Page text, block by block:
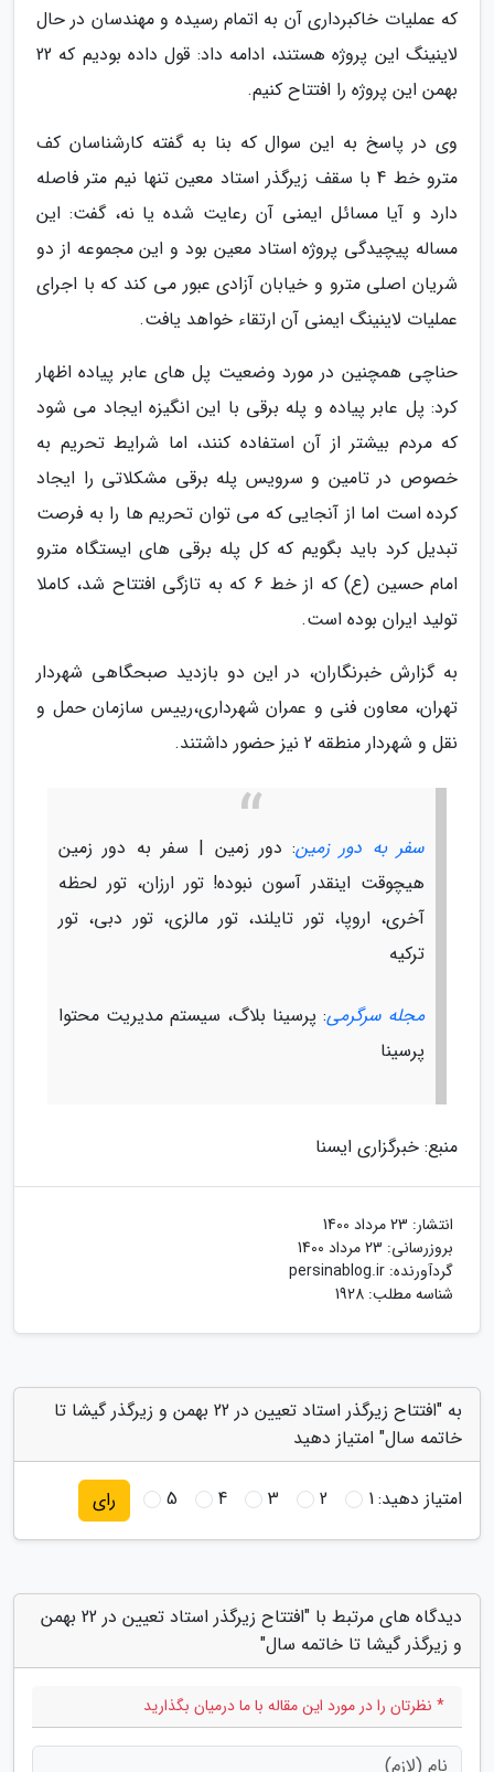
که عملیات خاکبرداری آن به اتمام رسیده و مهندسان در حال
لاینینگ این پروژه هستند، ادامه داد: قول داده بودیم که 22
بهمن این پروژه را افتتاح کنیم.
وی در پاسخ به این سوال که بنا به گفته کارشناسان کف
مترو خط 4 با سقف زیرگذر استاد معین تنها نیم متر فاصله
دارد و آیا مسائل ایمنی آن رعایت شده یا نه، گفت: این
مساله پیچیدگی پروژه استاد معین بود و این مجموعه از دو
شریان اصلی مترو و خیابان آزادی عبور می کند که با اجرای
عملیات لاینینگ ایمنی آن ارتقاء خواهد یافت.
حناچی همچنین در مورد وضعیت پل های عابر پیاده اظهار
کرد: پل عابر پیاده و پله برقی با این انگیزه ایجاد می شود
که مردم بیشتر از آن استفاده کنند، اما شرایط تحریم به
خصوص در تامین و سرویس پله برقی مشکلاتی را ایجاد
کرده است اما از آنجایی که می توان تحریم ها را به فرصت
تبدیل کرد باید بگویم که کل پله برقی های ایستگاه مترو
امام حسین (ع) که از خط 6 که به تازگی افتتاح شد، کاملا
تولید ایران بوده است.
به گزارش خبرنگاران، در این دو بازدید صبحگاهی شهردار
تهران، معاون فنی و عمران شهرداری،رییس سازمان حمل و
نقل و شهردار منطقه 2 نیز حضور داشتند.
سفر به دور زمین: دور زمین | سفر به دور زمین
هیچوقت اینقدر آسون نبوده! تور ارزان، تور لحظه
آخری، اروپا، تور تایلند، تور مالزی، تور دبی، تور
ترکیه
مجله سرگرمی: پرسینا بلاگ، سیستم مدیریت محتوا
پرسینا
منبع: خبرگزاری ایسنا
انتشار: 23 مرداد 1400
بروزرسانی: 23 مرداد 1400
گردآورنده: persinablog.ir
شناسه مطلب: 1928
به "افتتاح زیرگذر استاد تعیین در 22 بهمن و زیرگذر گیشا تا
خاتمه سال" امتیاز دهید
امتیاز دهید:1
2
3
4
5 رای
دیدگاه های مرتبط با "افتتاح زیرگذر استاد تعیین در 22 بهمن
و زیرگذر گیشا تا خاتمه سال"
* نظرتان را در مورد این مقاله با ما درمیان بگذارید